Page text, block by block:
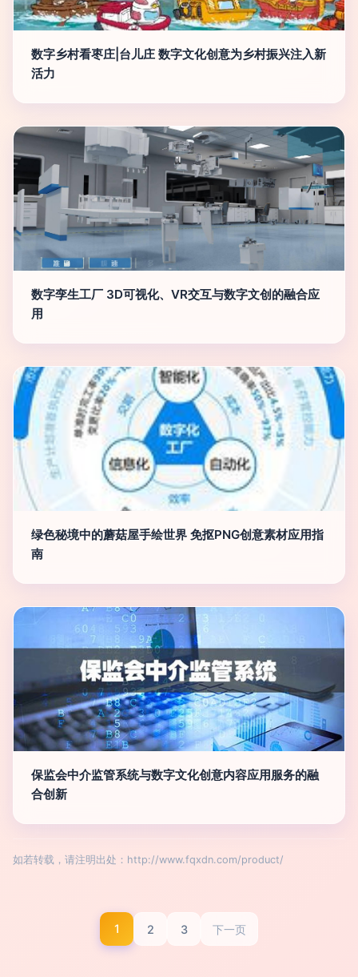
数字乡村看枣庄|台儿庄 数字文化创意为乡村振兴注入新
活力
数字孪生工厂 3D可视化、VR交互与数字文创的融合应
用
绿色秘境中的蘑菇屋手绘世界 免抠PNG创意素材应用指
南
保监会中介监管系统与数字文化创意内容应用服务的融
合创新
如若转载，请注明出处：http://www.fqxdn.com/product/
1 2 3 下一页